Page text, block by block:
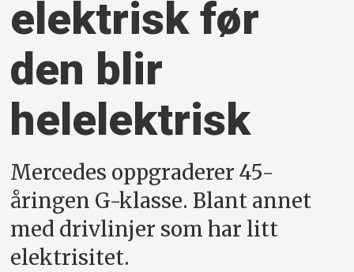
elektrisk før
den blir
helelektrisk
Mercedes oppgraderer 45-
åringen G-klasse. Blant annet
med drivlinjer som har litt
elektrisitet.